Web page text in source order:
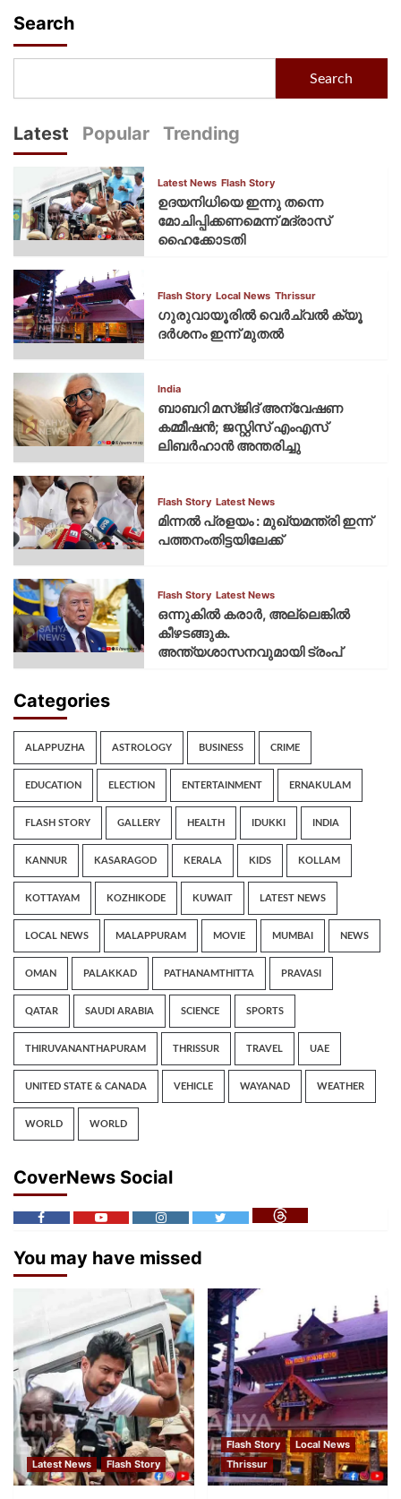
Search
Search
Latest Popular Trending
Latest News Flash Story
ഉദയനിധിയെ ഇന്നു തന്നെ
മോചിപ്പിക്കണമെന്ന് മദ്രാസ്
ഹൈക്കോടതി
Flash Story Local News Thrissur
ഗുരുവായൂരില്‍ വെര്‍ച്വല്‍ ക്യൂ
ദര്‍ശനം ഇന്ന് മുതല്‍
India
ബാബറി മസ്ജിദ് അന്വേഷണ
കമ്മീഷന്‍; ജസ്റ്റിസ് എംഎസ്
ലിബര്‍ഹാന്‍ അന്തരിച്ചു
Flash Story Latest News
മിന്നല്‍ പ്രളയം : മുഖ്യമന്ത്രി ഇന്ന്
പത്തനംതിട്ടയിലേക്ക്
Flash Story Latest News
ഒന്നുകില്‍ കരാര്‍, അല്ലെങ്കില്‍
കീഴടങ്ങുക.
അന്ത്യശാസനവുമായി ട്രംപ്
Categories
ALAPPUZHA ASTROLOGY BUSINESS CRIME
EDUCATION ELECTION ENTERTAINMENT ERNAKULAM
FLASH STORY GALLERY HEALTH IDUKKI INDIA
KANNUR KASARAGOD KERALA KIDS KOLLAM
KOTTAYAM KOZHIKODE KUWAIT LATEST NEWS
LOCAL NEWS MALAPPURAM MOVIE MUMBAI NEWS
OMAN PALAKKAD PATHANAMTHITTA PRAVASI
QATAR SAUDI ARABIA SCIENCE SPORTS
THIRUVANANTHAPURAM THRISSUR TRAVEL UAE
UNITED STATE & CANADA VEHICLE WAYANAD WEATHER
WORLD WORLD
CoverNews Social
You may have missed
Latest News Flash Story
Flash Story
Local News
Thrissur